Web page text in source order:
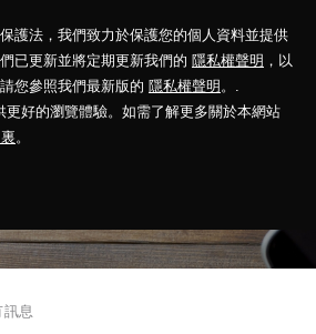
護法，我們致力於保護您的個人資料並提供
已更新並將定期更新我們的 隱私權聲明 ，以
您參照我們最新版的 隱私權聲明 。.
好的瀏覽體驗。如需了解更多關於本網站
。 NEW
訊息